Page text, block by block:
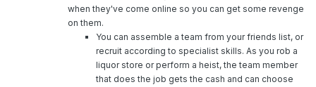
when they've come online so you can get some revenge
on them.
You can assemble a team from your friends list, or
recruit according to specialist skills. As you rob a
liquor store or perform a heist, the team member
that does the job gets the cash and can choose